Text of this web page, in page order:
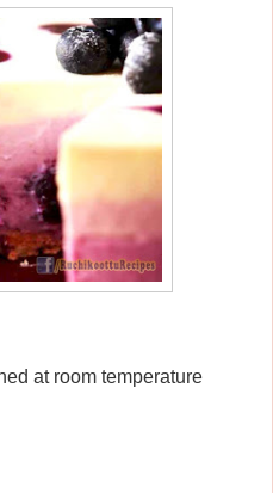
at room temperature